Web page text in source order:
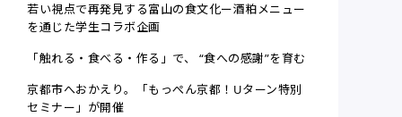
若い視点で再発見する富山の食文化ー酒粕メニュー
を通じた学生コラボ企画
「触れる・食べる・作る」で、 “食への感謝”を育む
京都市へおかえり。「もっぺん京都！Uターン特別
セミナー」が開催